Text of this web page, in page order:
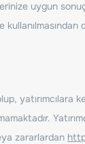
uygun
zararlardan